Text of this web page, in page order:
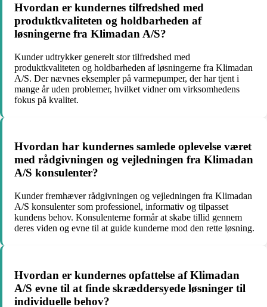
Hvordan er kundernes tilfredshed med
produktkvaliteten og holdbarheden af
løsningerne fra Klimadan A/S?
Kunder udtrykker generelt stor tilfredshed med
produktkvaliteten og holdbarheden af løsningerne fra Klimadan
A/S. Der nævnes eksempler på varmepumper, der har tjent i
mange år uden problemer, hvilket vidner om virksomhedens
fokus på kvalitet.
Hvordan har kundernes samlede oplevelse været
med rådgivningen og vejledningen fra Klimadan
A/S konsulenter?
Kunder fremhæver rådgivningen og vejledningen fra Klimadan
A/S konsulenter som professionel, informativ og tilpasset
kundens behov. Konsulenterne formår at skabe tillid gennem
deres viden og evne til at guide kunderne mod den rette løsning.
Hvordan er kundernes opfattelse af Klimadan
A/S evne til at finde skræddersyede løsninger til
individuelle behov?